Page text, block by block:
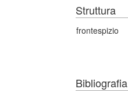
Struttura
frontespizio
Bibliografia